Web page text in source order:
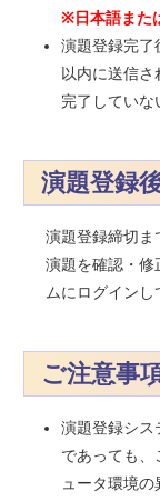
※日本語また
演題登録完了
以内に送信
完了してい
演題登録
演題登録締切ま
演題を確認・修
ムにログイン
ご注意事
演題登録シス
であっても
ュータ環境